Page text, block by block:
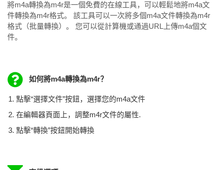
將m4a轉換為m4r是一個免費的在線工具，可以輕鬆地將m4a文
件轉換為m4r格式。 該工具可以一次將多個m4a文件轉換為m4r
格式（批量轉換）。 您可以從計算機或通過URL上傳m4a個文
件。
如何將m4a轉換為m4r？
點擊“選擇文件”按鈕，選擇您的m4a文件
在編輯器頁面上，調整m4r文件的屬性.
點擊“轉換”按鈕開始轉換